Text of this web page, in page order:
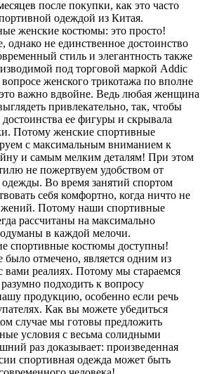
после покупки, как это часто
одеждой из Китая.
женские костюмы: это просто!
однако не единственное достоинство
стиль и элегантность также
под торговой маркой Addic
женского трикотажа по вполне
важно вдвойне. Ведь любая женщина
привлекательно, так, чтобы
ее фигуры и скрывала
Потому женские спортивные
с максимальным вниманием к
и самым мелким деталям! При этом
не пожертвуем удобством от
Во время занятий спортом
себя комфортно, когда ничто не
Потому наши спортивные
рассчитаны на максимально
в каждой мелочи.
спортивные костюмы доступны!
отмечено, является одним из
реалиях. Потому мы стараемся
подходить к вопросу
продукцию, особенно если речь
Как вы можете убедиться
случае мы готовы предложить
условия с весьма солидными
раз доказывает: произведенная
спортивная одежда может быть